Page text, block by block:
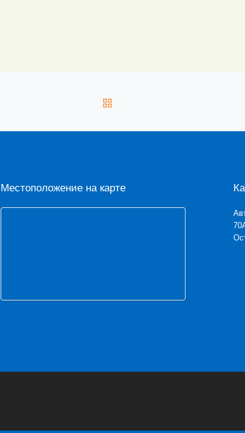
Местоположение на карте